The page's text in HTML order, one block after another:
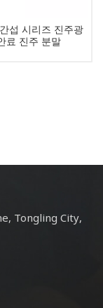
섭 시리즈 진주광
료 진주 분말
Tongling City,